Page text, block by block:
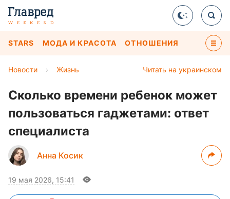
STARS МОДА И КРАСОТА ОТНОШЕНИЯ
Читать на украинском
Новости › Жизнь
Сколько времени ребенок может
пользоваться гаджетами: ответ
специалиста
Анна Косик
19 мая 2026, 15:41